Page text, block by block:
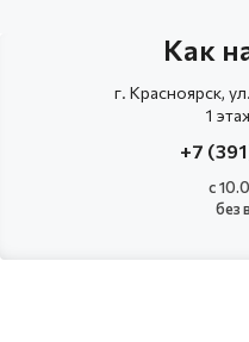
Как
г. Красноярск,
1
+7
с
без